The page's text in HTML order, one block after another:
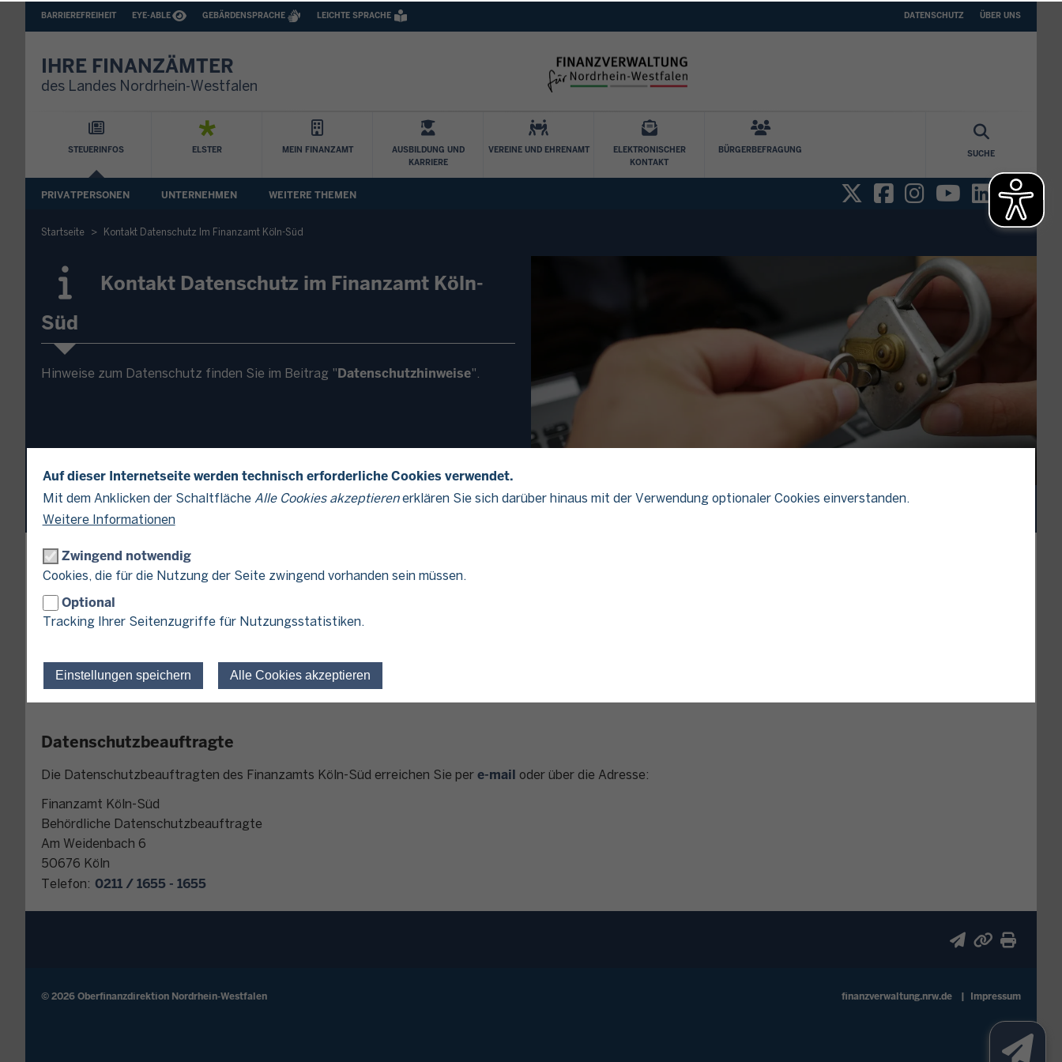
Auf dieser Internetseite werden technisch erforderliche Cookies verwendet.
Mit dem Anklicken der Schaltfläche Alle Cookies akzeptierenerklären Sie sich darüber hinaus mit der Verwendung optionaler Cookies einverstanden.
Weitere Informationen
Zwingend notwendig
Cookies, die für die Nutzung der Seite zwingend vorhanden sein müssen.
Optional
Tracking Ihrer Seitenzugriffe für Nutzungsstatistiken.
Einstellungen speichern Alle Cookies akzeptieren
BARRIEREFREIHEIT SPRACHEN
EYE-ABLE GEBÄRDENSPRACHE LEICHTE SPRACHE
DATENSCHUTZ
UNS
ÜBER UNS
IHRE FINANZÄMTER
des Landes Nordrhein-Westfalen
Hauptnavigation
STEUERINFOS ELSTER MEIN FINANZAMT
AUSBILDUNG UND
KARRIERE
VEREINE UND EHRENAMT
ELEKTRONISCHER
KONTAKT
BÜRGERBEFRAGUNG SUCHE
PRIVATPERSONEN UNTERNEHMEN WEITERE THEMEN Twitter
Facebook
Instagram
YouTube
Startseite Kontakt Datenschutz Im Finanzamt Köln-Süd
Kontakt Datenschutz im Finanzamt Köln-
Süd
Hinweise zum Datenschutz finden Sie im Beitrag "Datenschutzhinweise".
Verantwortlich für die Datenverarbeitung im Finanzamt Köln-Süd
Finanzamt Köln-Süd
Am Weidenbach 6
Telefon:0211 / 1655 - 1655
Datenschutzbeauftragte
Die Datenschutzbeauftragten des Finanzamts Köln-Süd erreichen Sie per e-mail oder über die Adresse:
Finanzamt Köln-Süd
Behördliche Datenschutzbeauftragte
Am Weidenbach 6
50676 Köln
Telefon: 0211 / 1655 - 1655
© 2026 Oberfinanzdirektion Nordrhein-Westfalen finanzverwaltung.nrw.de Impressum